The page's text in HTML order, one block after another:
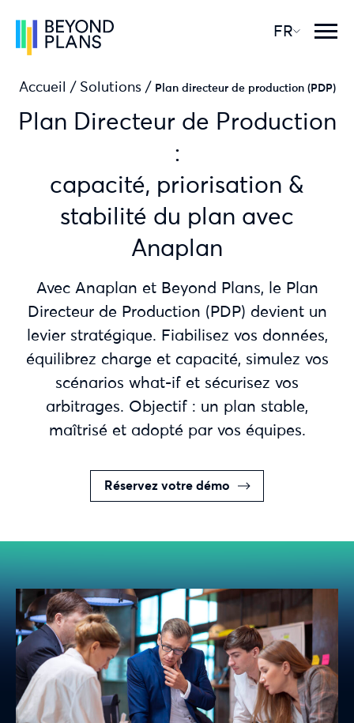
FR
Accueil / Solutions/ Plan directeur de production (PDP)
Plan Directeur de Production
:
capacité, priorisation &
stabilité du plan avec
Anaplan
Avec Anaplan et Beyond Plans, le Plan
Directeur de Production (PDP) devient un
levier stratégique. Fiabilisez vos données,
équilibrez charge et capacité, simulez vos
scénarios what-if et sécurisez vos
arbitrages. Objectif : un plan stable,
maîtrisé et adopté par vos équipes.
Réservez votre démo